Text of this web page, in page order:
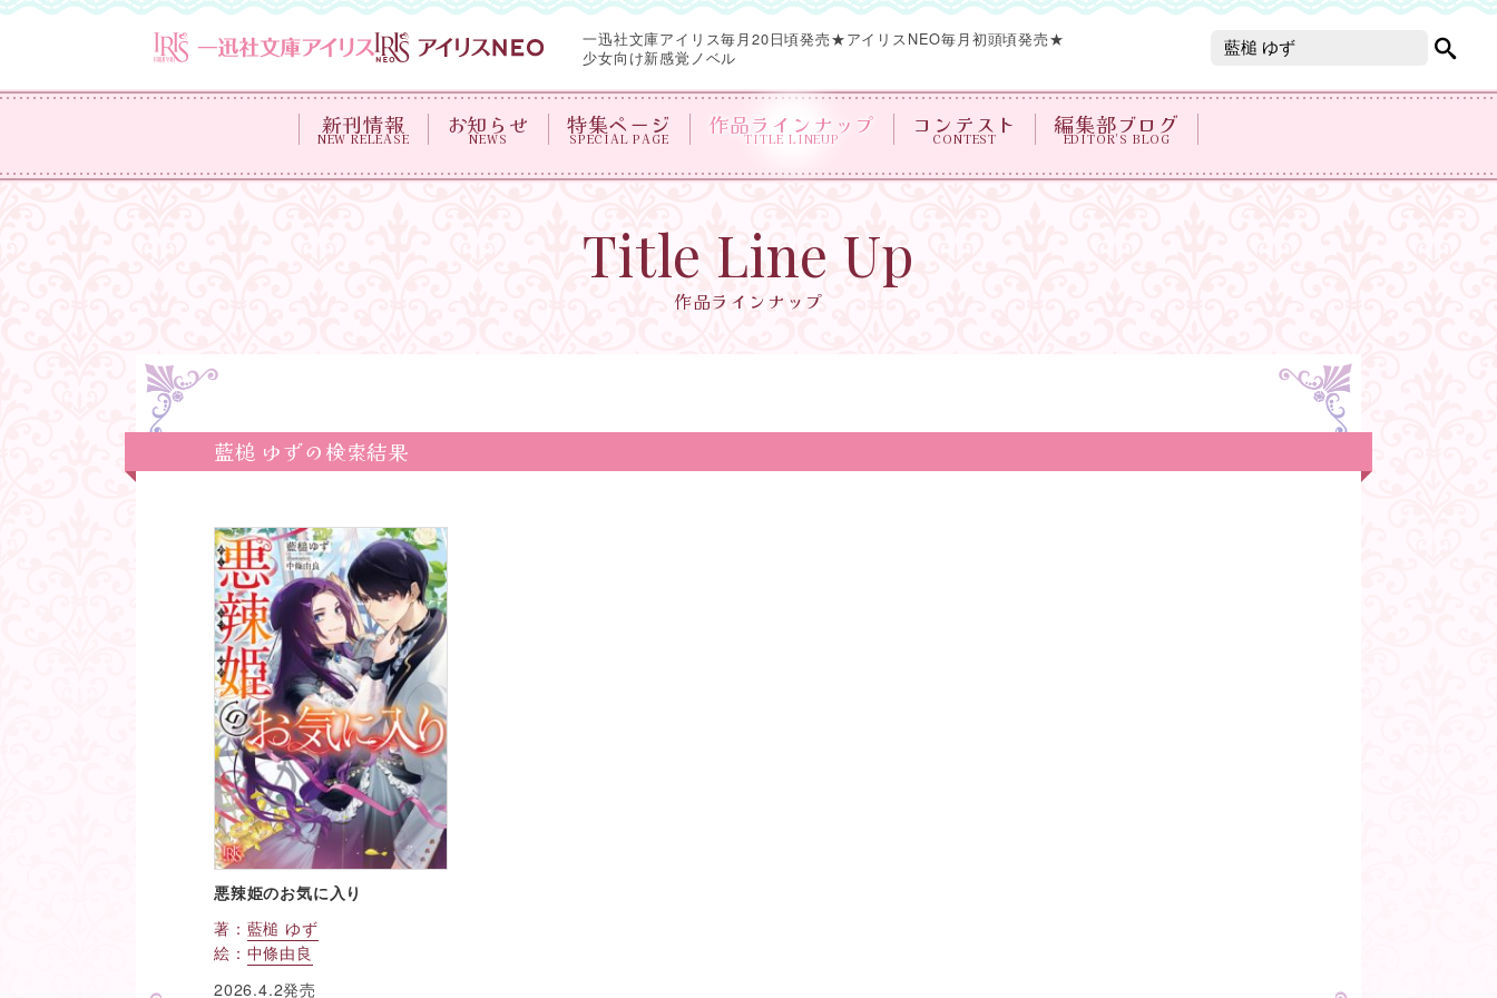
一迅社文庫アイリス毎月20日頃発売★アイリスNEO毎月初頭頃発売★
少女向け新感覚ノベル
新刊情報
NEW RELEASE
お知らせ
NEWS
特集ページ
SPECIAL PAGE
作品ラインナップ
TITLE LINEUP
コンテスト
CONTEST
編集部ブログ
EDITOR'S BLOG
Title Line Up
作品ラインナップ
藍槌 ゆずの検索結果
悪辣姫のお気に入り
著： 藍槌 ゆず
絵： 中條由良
2026.4.2発売